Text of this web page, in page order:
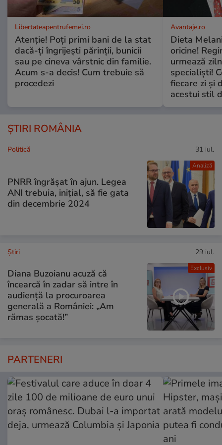
Libertateapentrufemei.ro
Atenție! Poți primi bani de la stat
dacă-ți îngrijești părinții, bunicii
sau pe cineva vârstnic din familie.
Acum s-a decis! Cum trebuie să
procedezi
Avantaje.ro
Dieta
oricine!
urmează
specialiști!
fiecare zi și
acestui stil
ȘTIRI ROMÂNIA
Analiză
Politică 31 iul.
PNRR îngrășat în ajun. Legea
ANI trebuia, inițial, să fie gata
din decembrie 2024
Exclusiv
Ştiri 29 iul.
Diana Buzoianu acuză că
încearcă în zadar să intre în
audiență la procuroarea
generală a României: „Am
rămas șocată!”
PARTENERI